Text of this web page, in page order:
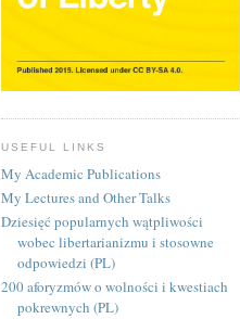
USEFUL LINKS
My Academic Publications
My Lectures and Other Talks
Dziesięć popularnych wątpliwości
wobec libertarianizmu i stosowne
odpowiedzi (PL)
200 aforyzmów o wolności i kwestiach
pokrewnych (PL)